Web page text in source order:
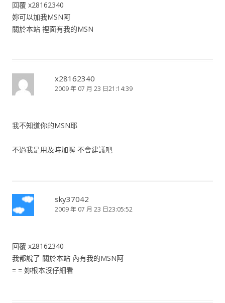
回覆 x28162340
妳可以加我MSN阿
關於本站 裡面有我的MSN
x28162340
2009 年 07 月 23 日21:14:39
我不知道你的MSN耶
不過我是用及時加喔 不會建議吧
sky37042
2009 年 07 月 23 日23:05:52
回覆 x28162340
我都說了 關於本站 內有我的MSN阿
= = 妳根本沒仔細看